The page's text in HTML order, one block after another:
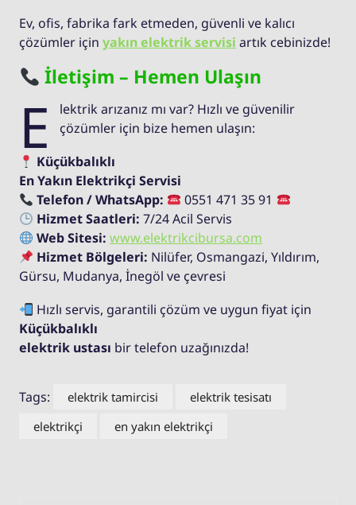
Ev, ofis, fabrika fark etmeden, güvenli ve kalıcı
çözümler için yakın elektrik servisi artık cebinizde!
İletişim – Hemen Ulaşın
E
lektrik arızanız mı var? Hızlı ve güvenilir
çözümler için bize hemen ulaşın:
Küçükbalıklı
En Yakın Elektrikçi Servisi
Telefon / WhatsApp:
0551 471 35 91
Hizmet Saatleri: 7/24 Acil Servis
Web Sitesi: www.elektrikcibursa.com
Hizmet Bölgeleri: Nilüfer, Osmangazi, Yıldırım,
Gürsu, Mudanya, İnegöl ve çevresi
Hızlı servis, garantili çözüm ve uygun fiyat için
Küçükbalıklı
elektrik ustası bir telefon uzağınızda!
Tags: elektrik tamircisi
elektrik tesisatı
elektrikçi
en yakın elektrikçi